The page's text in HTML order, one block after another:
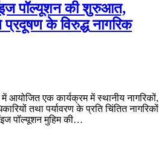
पॉल्यूशन की शुरुआत,
प्रदूषण के विरुद्ध नागरिक
आयोजित एक कार्यक्रम में स्थानीय नागरिकों,
तथा पर्यावरण के प्रति चिंतित नागरिकों
पॉल्यूशन मुहिम की…